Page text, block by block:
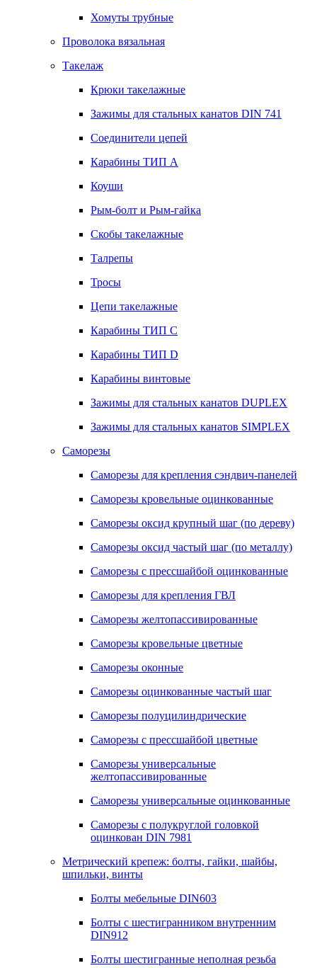
Хомуты трубные
Проволока вязальная
Такелаж
Крюки такелажные
Зажимы для стальных канатов DIN 741
Соединители цепей
Карабины ТИП А
Коуши
Рым-болт и Рым-гайка
Скобы такелажные
Талрепы
Тросы
Цепи такелажные
Карабины ТИП C
Карабины ТИП D
Карабины винтовые
Зажимы для стальных канатов DUPLEX
Зажимы для стальных канатов SIMPLEX
Саморезы
Саморезы для крепления сэндвич-панелей
Саморезы кровельные оцинкованные
Саморезы оксид крупный шаг (по дереву)
Саморезы оксид частый шаг (по металлу)
Саморезы с прессшайбой оцинкованные
Саморезы для крепления ГВЛ
Саморезы желтопассивированные
Саморезы кровельные цветные
Саморезы оконные
Саморезы оцинкованные частый шаг
Саморезы полуцилиндрические
Саморезы с прессшайбой цветные
Саморезы универсальные
желтопассивированные
Саморезы универсальные оцинкованные
Саморезы с полукруглой головкой
оцинкован DIN 7981
Метрический крепеж: болты, гайки, шайбы,
шпильки, винты
Болты мебельные DIN603
Болты с шестигранником внутренним
DIN912
Болты шестигранные неполная резьба